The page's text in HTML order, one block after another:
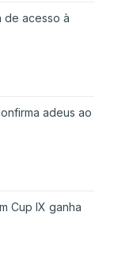
de acesso à
adeus ao
Cup IX ganha